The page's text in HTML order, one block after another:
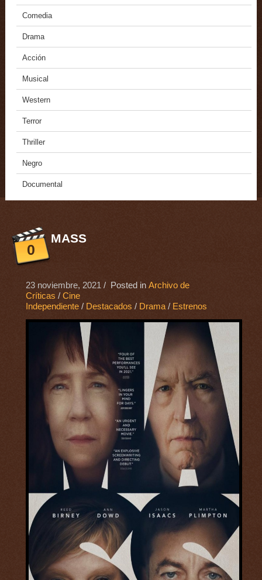
Comedia
Drama
Acción
Musical
Western
Terror
Thriller
Negro
Documental
0
MASS
23 noviembre, 2021 / Posted in Archivo de
Críticas / Cine
Independiente/ Destacados / Drama/ Estrenos